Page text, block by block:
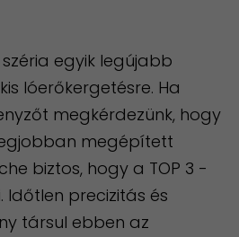
egyik legújabb
lóerőkergetésre. Ha
megkérdezünk, hogy
megépített
biztos, hogy a TOP 3 -
Időtlen precizitás és
társul ebben az